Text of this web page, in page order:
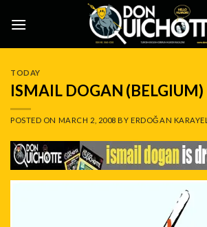
TODAY
ISMAIL DOGAN (BELGIUM)
POSTED ON MARCH 2, 2008 BYERDOĞAN KARAYEL